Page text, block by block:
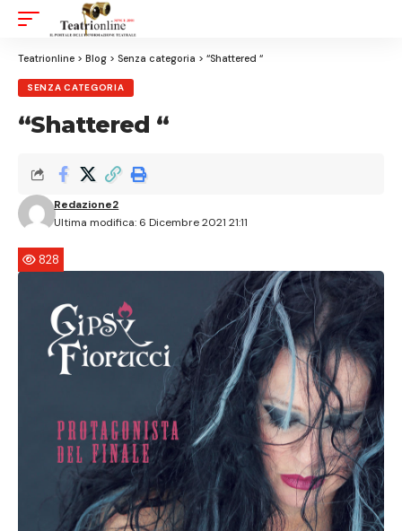
Teatrionline > Blog > Senza categoria > “Shattered “
SENZA CATEGORIA
“Shattered “
Ultima modifica: 6 Dicembre 2021 21:11
Redazione2
828